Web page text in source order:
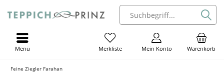
Warenkorb
Mein Konto
Merkliste
Menü
Feine Ziegler Farahan